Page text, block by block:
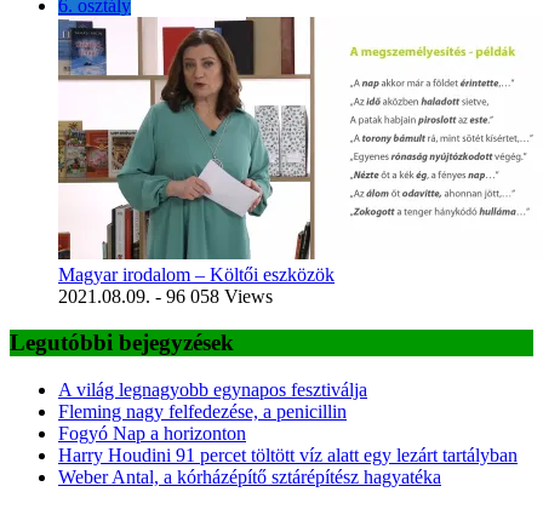
6. osztály
Magyar irodalom – Költői eszközök
2021.08.09. - 96 058 Views
Legutóbbi bejegyzések
A világ legnagyobb egynapos fesztiválja
Fleming nagy felfedezése, a penicillin
Fogyó Nap a horizonton
Harry Houdini 91 percet töltött víz alatt egy lezárt tartályban
Weber Antal, a kórházépítő sztárépítész hagyatéka